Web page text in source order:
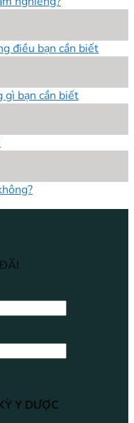
điều bạn cần biết
gì bạn cần biết
Y DƯỢC